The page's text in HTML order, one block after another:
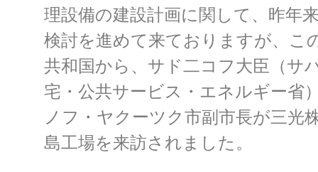
理設備の建設計画に関して、昨年
検討を進めて来ておりますが、こ
共和国から、サド二コフ大臣（サ
宅・公共サービス・エネルギー省
ノフ・ヤクーツク市副市長が三光
島工場を来訪されました。